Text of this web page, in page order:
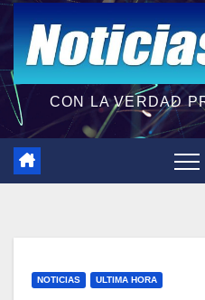
CON LA VERDAD
NOTICIAS ULTIMA HORA